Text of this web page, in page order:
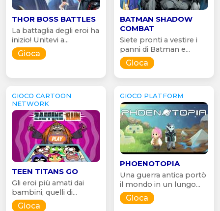
THOR BOSS BATTLES
La battaglia degli eroi ha
inizio! Unitevi a...
Gioca
BATMAN SHADOW
COMBAT
Siete pronti a vestire i
panni di Batman e...
Gioca
GIOCO CARTOON
NETWORK
TEEN TITANS GO
Gli eroi più amati dai
bambini, quelli di...
Gioca
GIOCO PLATFORM
PHOENOTOPIA
Una guerra antica portò
il mondo in un lungo...
Gioca